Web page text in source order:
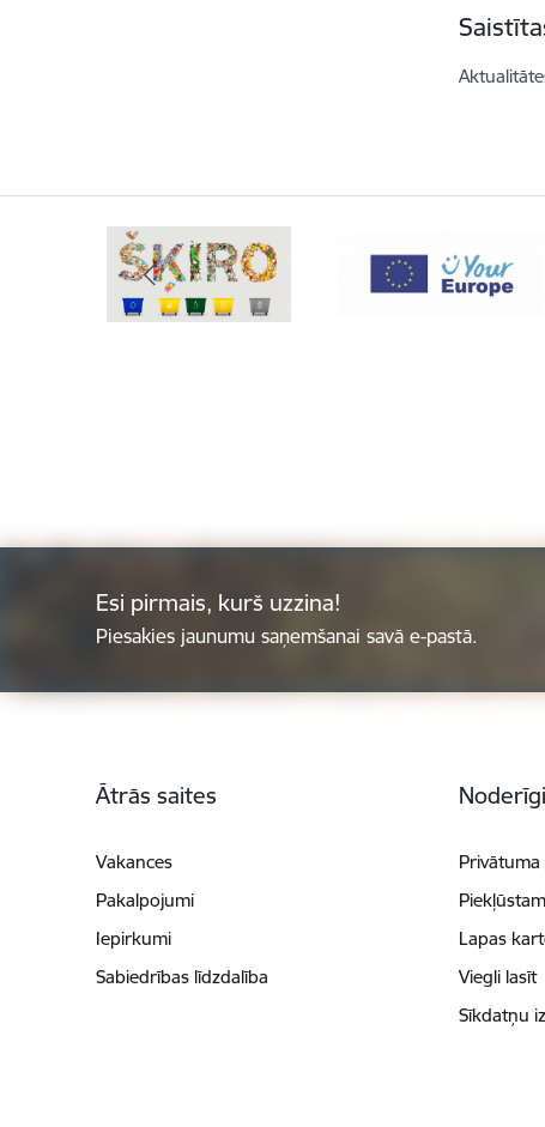
Esi pirmais, kurš uzzina!
Piesakies jaunumu saņemšanai savā e-pastā.
Ātrās saites
Vakances
Pakalpojumi
Iepirkumi
Sabiedrības līdzdalība
Noderīgi
Lapas
Viegli lasīt
Sīkdatņu